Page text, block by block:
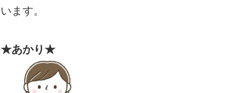
います。
★あかり★